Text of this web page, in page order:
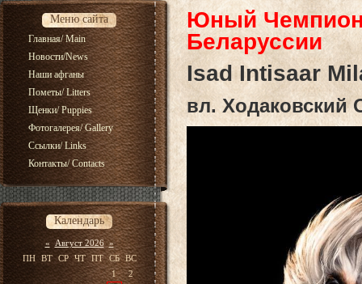
Меню сайта
Главная/ Main
Новости/News
Наши афганы
Пометы/ Litters
Щенки/ Puppies
Фотогалерея/ Gallery
Ссылки/ Links
Контакты/ Contacts
Календарь
« Август 2026 »
ПН ВТ СР ЧТ ПТ СБ ВС
1
2
Юный Чемпион
Беларуссии
Isad Intisaar
вл. Ходаковский